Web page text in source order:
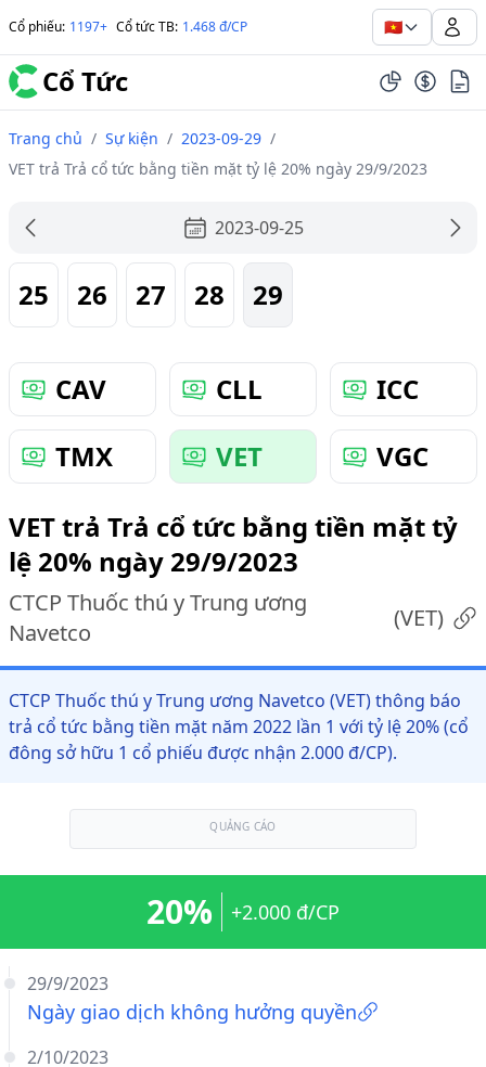
Cổ phiếu: 1197+ Cổ tức TB: 1.468 đ/CP 🇻🇳
Cổ Tức
Trang chủ / Sự kiện / 2023-09-29 /
VET trả Trả cổ tức bằng tiền mặt tỷ lệ 20% ngày 29/9/2023
2023-09-25
25 26 27 28 29
CAV CLL
ICC
TMX
VET
VGC
VET trả Trả cổ tức bằng tiền mặt tỷ
lệ 20% ngày 29/9/2023
CTCP Thuốc thú y Trung ương
Navetco
(VET)
CTCP Thuốc thú y Trung ương Navetco (VET) thông báo
trả cổ tức bằng tiền mặt năm 2022 lần 1 với tỷ lệ 20% (cổ
đông sở hữu 1 cổ phiếu được nhận 2.000 đ/CP).
QUẢNG CÁO
29/9/2023
Ngày giao dịch không hưởng quyền
2/10/2023
20% +2.000 đ/CP